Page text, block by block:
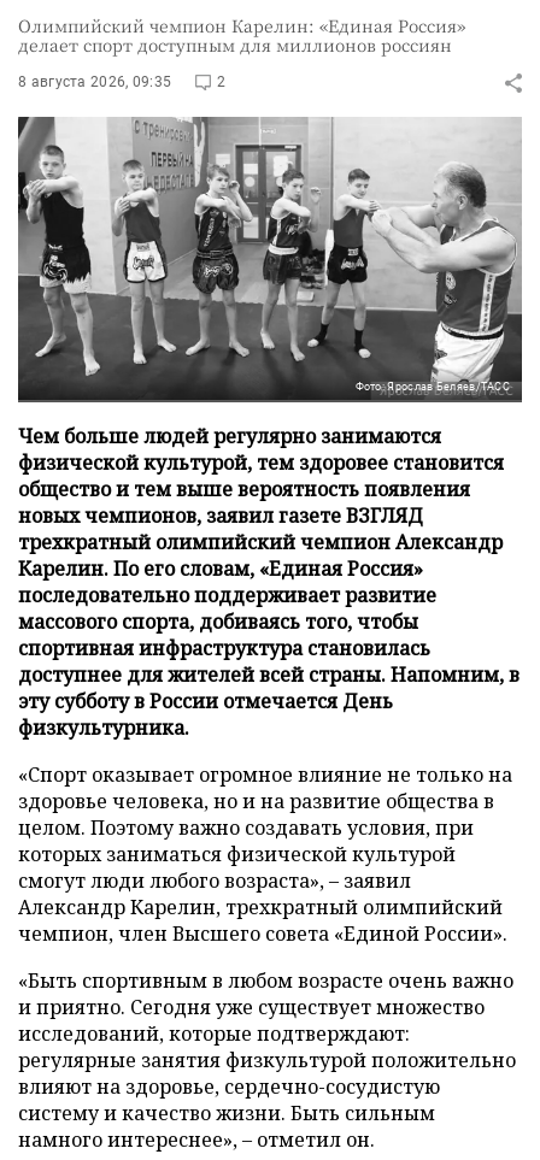
Олимпийский чемпион Карелин: «Единая Россия»
делает спорт доступным для миллионов россиян
8 августа 2026, 09:35 2
Фото: Ярослав Беляев/ТАСС
Чем больше людей регулярно занимаются
физической культурой, тем здоровее становится
общество и тем выше вероятность появления
новых чемпионов, заявил газете ВЗГЛЯД
трехкратный олимпийский чемпион Александр
Карелин. По его словам, «Единая Россия»
последовательно поддерживает развитие
массового спорта, добиваясь того, чтобы
спортивная инфраструктура становилась
доступнее для жителей всей страны. Напомним, в
эту субботу в России отмечается День
физкультурника.
«Спорт оказывает огромное влияние не только на
здоровье человека, но и на развитие общества в
целом. Поэтому важно создавать условия, при
которых заниматься физической культурой
смогут люди любого возраста», – заявил
Александр Карелин, трехкратный олимпийский
чемпион, член Высшего совета «Единой России».
«Быть спортивным в любом возрасте очень важно
и приятно. Сегодня уже существует множество
исследований, которые подтверждают:
регулярные занятия физкультурой положительно
влияют на здоровье, сердечно-сосудистую
систему и качество жизни. Быть сильным
намного интереснее», – отметил он.